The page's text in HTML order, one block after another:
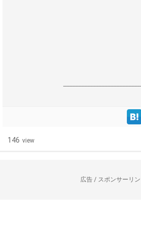
146 view
広告 / スポンサーリン